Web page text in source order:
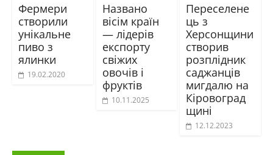
Фермери
створили
унікальне
пиво з
ялинки
19.02.2020
Названо
вісім країн
— лідерів
експорту
свіжих
овочів і
фруктів
10.11.2025
Переселене
ць з
Херсонщини
створив
розплідник
саджанців
мигдалю на
Кіровоград
щині
12.12.2023